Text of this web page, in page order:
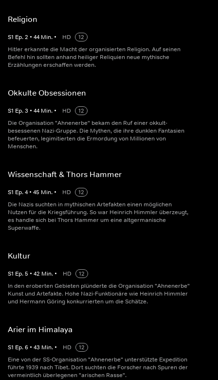
Religion
S1 Ep.2 • 44 Min. • HD
12
Hitler erkannte die Macht der organisierten Religion. Auf seinen
Befehl hin sollten anhand heiliger Reliquien neue mythische
Erzählungen erschaffen werden.
Okkulte Obsessionen
S1 Ep.3 • 44 Min. • HD
12
Die Organisation "Ahnenerbe" bekam den Ruf einer okkult-
besessenen Nazi-Gruppe. Die Mythen, die ihre dunklen Fantasien
befeuerten, legimitierten die Ermordung von Millionen von
Menschen.
Wissenschaft & Thors Hammer
S1 Ep.4 • 45 Min. • HD
12
Die Nazis suchten in mythischen Artefakten einen möglichen
Nutzen für die Kriegsführung. So war Heinrich Himmler überzeugt,
es handle sich bei Thors Hammer um eine altgermanische
Superwaffe.
Kultur
S1 Ep.5 • 42 Min. • HD
12
In den eroberten Gebieten plünderte die Organisation "Ahnenerbe"
Kunst und Artefakte. Hohe Nazi-Funktionäre wie Heinrich Himmler
und Hermann Göring konkurrierten um die Schätze.
Arier im Himalaya
S1 Ep.6 • 43 Min. • HD
12
Eine von der SS-Organisation "Ahnenerbe" unterstützte Expedition
führte 1939 nach Tibet. Dort suchten die Forscher nach Spuren der
vermeintlich überlegenen "arischen Rasse".